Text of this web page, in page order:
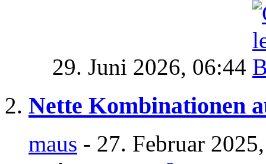
29. Juni 2026, 06:44
Nette Kombinationen
maus - 27. Februar